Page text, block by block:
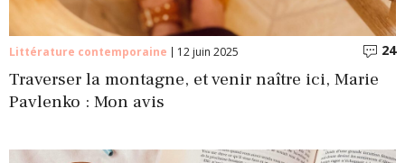
Littérature contemporaine 12 juin 2025 24
Traverser la montagne, et venir naître ici, Marie
Pavlenko : Mon avis